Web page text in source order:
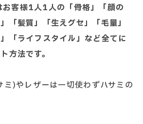
客様1人1人の「骨格」「顔の
「髪質」「生えグセ」「毛量」
「ライフスタイル」など全てに
方法です。
ミ)やレザーは一切使わずハサミの